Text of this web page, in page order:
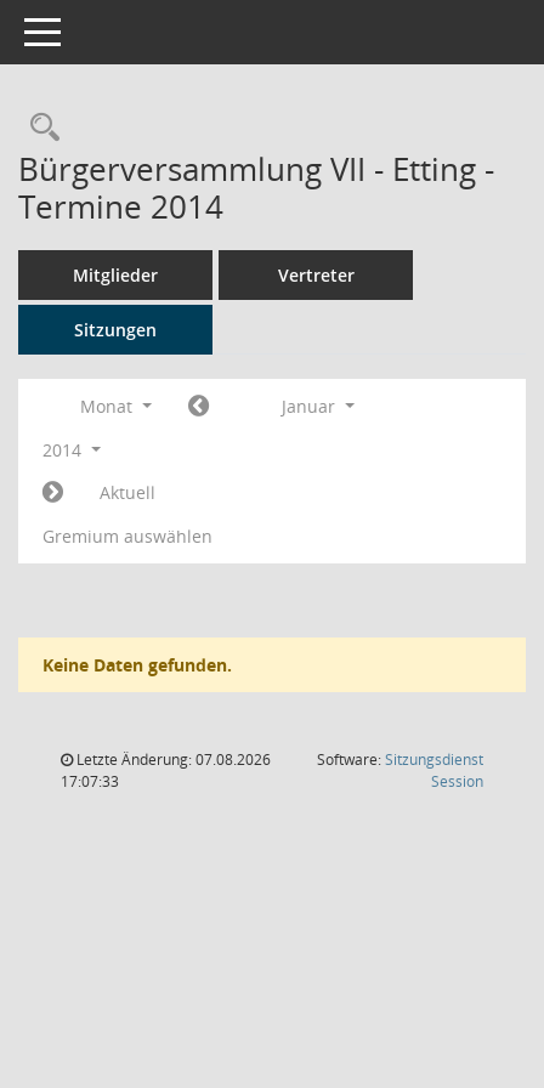
Toggle navigation
Rechercheauswahl
Bürgerversammlung VII - Etting -
Termine 2014
Mitglieder Vertreter
Sitzungen
Monat
Januar
2014
Aktuell
Gremium auswählen
Keine Daten gefunden.
Letzte Änderung: 07.08.2026
17:07:33
Software:Sitzungsdienst
Session(Wird in